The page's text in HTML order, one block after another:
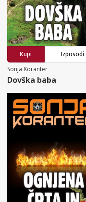
Kupi
Izposodi
Sonja Koranter
Dovška baba